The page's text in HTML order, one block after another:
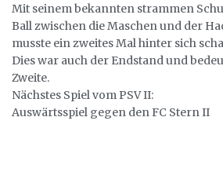
Mit seinem bekannten strammen
Ball zwischen die Maschen und der
musste ein zweites Mal hinter sich
Dies war auch der Endstand und
Zweite.
Nächstes Spiel vom PSV II:
Auswärtsspiel gegen den FC Stern II